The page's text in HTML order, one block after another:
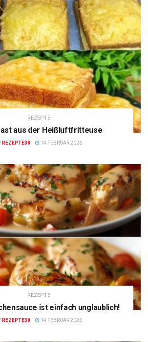
REZEPTE
aus der Heißluftfritteuse
REZEPTE38 14 FEBRUAR 2026
REZEPTE
ist einfach unglaublich!
REZEPTE38 14 FEBRUAR 2026